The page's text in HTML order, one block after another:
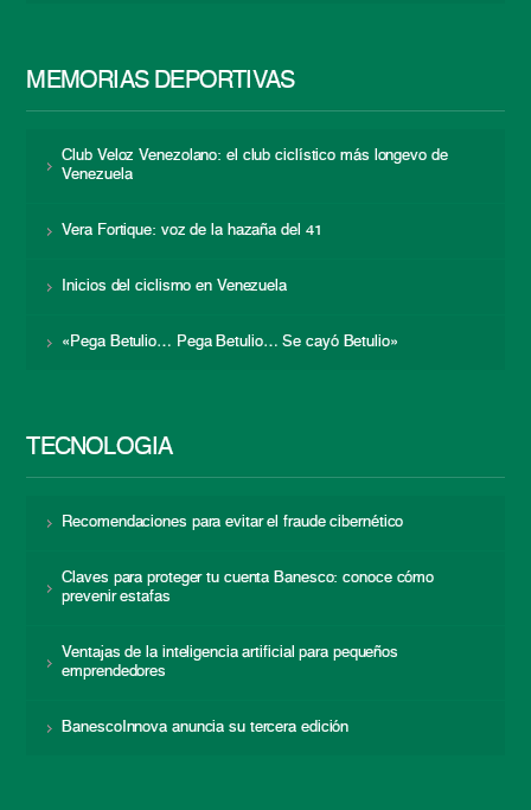
MEMORIAS DEPORTIVAS
Club Veloz Venezolano: el club ciclístico más longevo de
Venezuela
Vera Fortique: voz de la hazaña del 41
Inicios del ciclismo en Venezuela
«Pega Betulio… Pega Betulio… Se cayó Betulio»
TECNOLOGÍA
Recomendaciones para evitar el fraude cibernético
Claves para proteger tu cuenta Banesco: conoce cómo
prevenir estafas
Ventajas de la inteligencia artificial para pequeños
emprendedores
BanescoInnova anuncia su tercera edición